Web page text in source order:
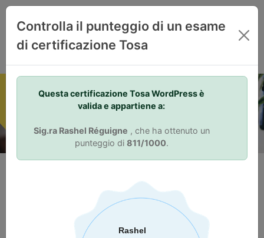
Your Skills. Your Advantage.
Attestazione delle competenze
La certificazione Tosa permette di distinguersi nel mercato del
lavoro. Una certificazione Tosa dimostra ai datori di lavoro
Controlla il punteggio di un esame
di certificazione Tosa
Questa certificazione Tosa WordPress è
valida e appartiene a:
Sig.ra Rashel Réguigne , che ha ottenuto un
punteggio di 811/1000.